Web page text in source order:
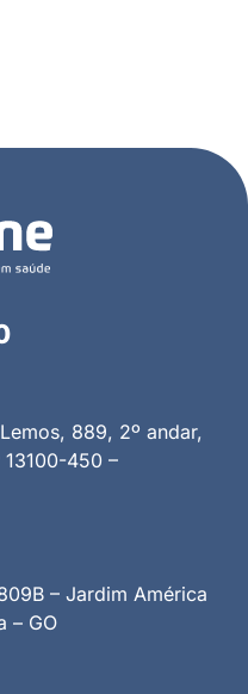
889, 2º andar,
13100-450 –
– Jardim América
– GO